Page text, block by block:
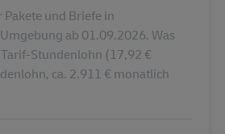
und Briefe in
ab 01.09.2026. Was
Stundenlohn (17,92 €
ca. 2.911 € monatlich